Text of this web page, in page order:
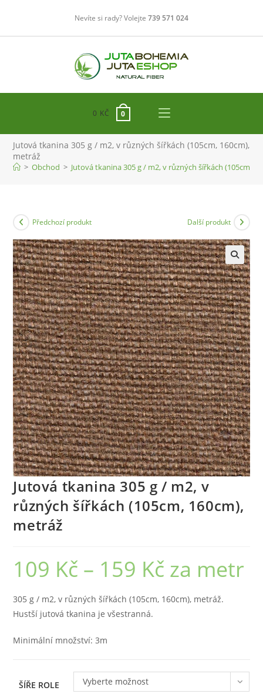
obsahu
Nevíte si rady? Volejte 739 571 024
0 KČ 0
Jutová tkanina 305 g / m2, v různých šířkách (105cm, 160cm),
metráž
> Obchod > Jutová tkanina 305 g / m2, v různých šířkách (105cm,
Předchozí produkt Další produkt
🔍
Jutová tkanina 305 g / m2, v
různých šířkách (105cm, 160cm),
metráž
109 Kč – 159 KčRozpětí
cen:
109 Kč
159 Kč
za metr
305 g / m2, v různých šířkách (105cm, 160cm), metráž.
Hustší jutová tkanina je všestranná.
Minimální množství: 3m
ŠÍŘE ROLE Vyberte možnost